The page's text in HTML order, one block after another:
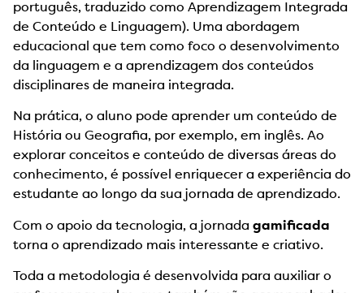
português, traduzido como Aprendizagem Integrada
de Conteúdo e Linguagem). Uma abordagem
educacional que tem como foco o desenvolvimento
da linguagem e a aprendizagem dos conteúdos
disciplinares de maneira integrada.
Na prática, o aluno pode aprender um conteúdo de
História ou Geografia, por exemplo, em inglês. Ao
explorar conceitos e conteúdo de diversas áreas do
conhecimento, é possível enriquecer a experiência do
estudante ao longo da sua jornada de aprendizado.
Com o apoio da tecnologia, a jornada gamificada
torna o aprendizado mais interessante e criativo.
Toda a metodologia é desenvolvida para auxiliar o